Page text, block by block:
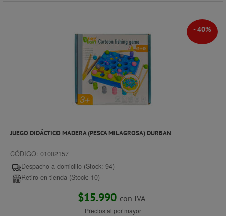
- 40%
JUEGO DIDÁCTICO MADERA (PESCA MILAGROSA) DURBAN
CÓDIGO: 01002157
Despacho a domicilio (Stock: 94)
Retiro en tienda (Stock: 10)
$15.990 con IVA
Precios al por mayor